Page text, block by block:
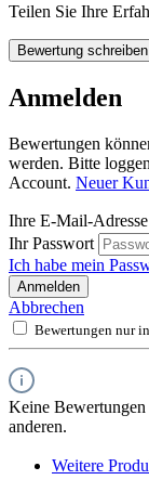
Teilen Sie Ihre
Bewertung schreiben
Anmelden
Bewertungen
werden. Bitte
Account. Neuer
Ihre E-Mail-Adresse
Ihr Passwort
Ich habe mein
Anmelden
Abbrechen
Bewertungen nur
Keine
anderen.
Weitere